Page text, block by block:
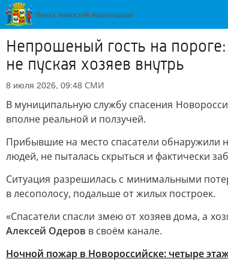
Непрошеный гость на
не пуская хозяев внутрь
8 июля 2026, 09:48 СМИ
В муниципальную службу спасения
вполне реальной и ползучей.
Прибывшие на место спасатели обнаружили
людей, не пыталась скрыться и фактически
Ситуация разрешилась с минимальными
в лесополосу, подальше от жилых построек.
«Спасатели спасли змею от хозяев дома, а
Алексей Одеров в своём канале.
Ночной пожар в Новороссийске: четыре